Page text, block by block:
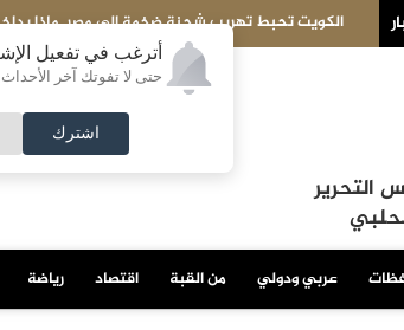
أترغب في تفعيل
حتى لا تفوتك آخر الأحداث
اشترك
الكويت تحبط تهريب شحنة ضخمة إلى مصر..ماذا
التحرير
عربي ودولي من القبة اقتصاد رياضة